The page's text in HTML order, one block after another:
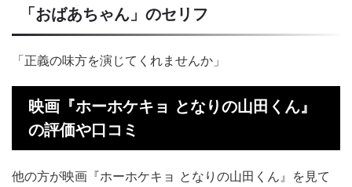
「おばあちゃん」のセリフ
「正義の味方を演じてくれませんか」
映画『ホーホケキョ となりの山田くん』
の評価や口コミ
他の方が映画『ホーホケキョ となりの山田くん』を見て